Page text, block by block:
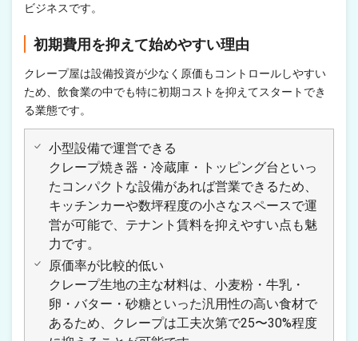
ビジネスです。
初期費用を抑えて始めやすい理由
クレープ屋は設備投資が少なく原価もコントロールしやすい
ため、飲食業の中でも特に初期コストを抑えてスタートでき
る業態です。
小型設備で運営できる
クレープ焼き器・冷蔵庫・トッピング台といっ
たコンパクトな設備があれば営業できるため、
キッチンカーや数坪程度の小さなスペースで運
営が可能で、テナント賃料を抑えやすい点も魅
力です。
原価率が比較的低い
クレープ生地の主な材料は、小麦粉・牛乳・
卵・バター・砂糖といった汎用性の高い食材で
あるため、クレープは工夫次第で25〜30%程度